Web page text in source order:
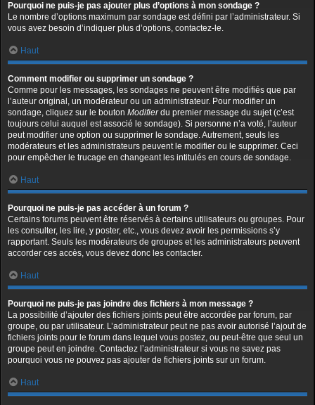
Pourquoi ne puis-je pas ajouter plus d’options à mon sondage ?
Le nombre d’options maximum par sondage est défini par l’administrateur. Si
vous avez besoin d’indiquer plus d’options, contactez-le.
Haut
Comment modifier ou supprimer un sondage ?
Comme pour les messages, les sondages ne peuvent être modifiés que par
l’auteur original, un modérateur ou un administrateur. Pour modifier un
sondage, cliquez sur le bouton Modifierdu premier message du sujet (c’est
toujours celui auquel est associé le sondage). Si personne n’a voté, l’auteur
peut modifier une option ou supprimer le sondage. Autrement, seuls les
modérateurs et les administrateurs peuvent le modifier ou le supprimer. Ceci
pour empêcher le trucage en changeant les intitulés en cours de sondage.
Haut
Pourquoi ne puis-je pas accéder à un forum ?
Certains forums peuvent être réservés à certains utilisateurs ou groupes. Pour
les consulter, les lire, y poster, etc., vous devez avoir les permissions s’y
rapportant. Seuls les modérateurs de groupes et les administrateurs peuvent
accorder ces accès, vous devez donc les contacter.
Haut
Pourquoi ne puis-je pas joindre des fichiers à mon message ?
La possibilité d’ajouter des fichiers joints peut être accordée par forum, par
groupe, ou par utilisateur. L’administrateur peut ne pas avoir autorisé l’ajout de
fichiers joints pour le forum dans lequel vous postez, ou peut-être que seul un
groupe peut en joindre. Contactez l’administrateur si vous ne savez pas
pourquoi vous ne pouvez pas ajouter de fichiers joints sur un forum.
Haut